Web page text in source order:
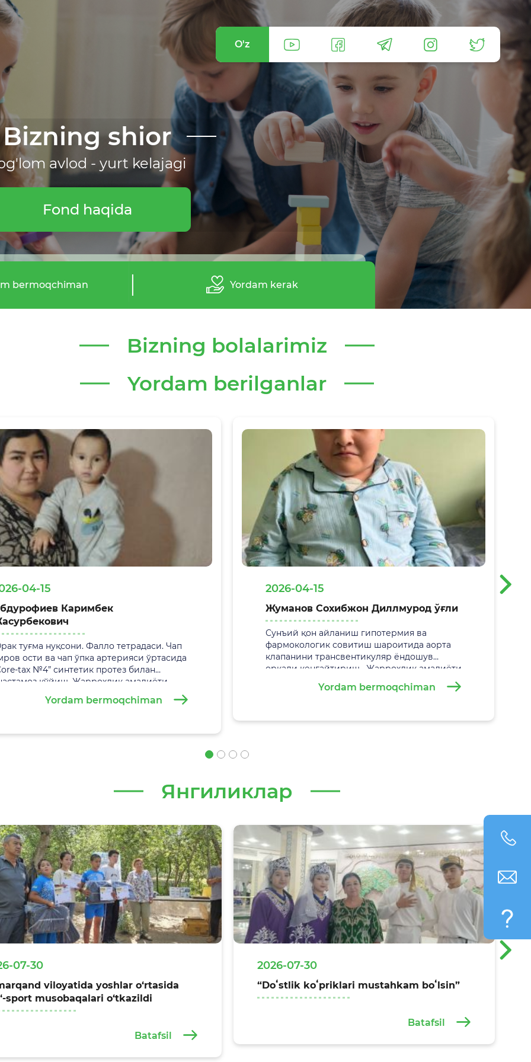
O'z
Bizning shior
avlod - yurt kelajagi
Fond haqida
bermoqchiman Yordam kerak
Bizning bolalarimiz
Yordam berilganlar
04-15
Каримбек
туғма нуқсони. Фалло тетрадаси. Чап
ости ва чап ўпка артерияси ўртасида
tax №4” синтетик протез билан
қўйиш. Жаррохлик амалиёти
Самарқанд вилоят болалар
тармоқли тиббиёт марказида
Yordam bermoqchiman
2026-04-15
Жуманов Сохибжон Диллмурод ўғли
Сунъий қон айланиш гипотермия ва
фармокологик совитиш шароитида аорта
клапанини трансвентикуляр ёндошув
орқали кенгайтириш. Жаррохлик амалиёти
Самарқанд вилоят болалар
кўп тармоқли тиббиёт марказида
Yordam bermoqchiman
›
Янгиликлар
07-30
viloyatida yoshlar o‘rtasida
sport musobaqalari o‘tkazildi
Batafsil
2026-07-30
“Doʻstlik koʻpriklari mustahkam boʻlsin”
Batafsil
›